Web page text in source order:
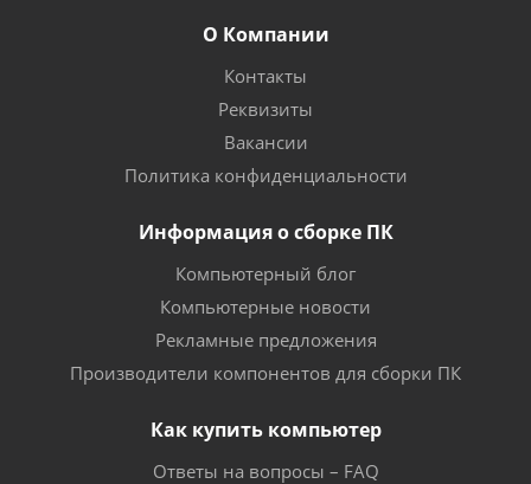
О Компании
Контакты
Реквизиты
Вакансии
Политика конфиденциальности
Информация о сборке ПК
Компьютерный блог
Компьютерные новости
Рекламные предложения
Производители компонентов для сборки ПК
Как купить компьютер
Ответы на вопросы – FAQ